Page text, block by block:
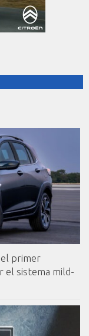
primer
el sistema mild-